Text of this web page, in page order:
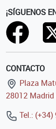
¡SÍGUENOS
CONTACTO
Plaza
28012 Madrid
Tel.: